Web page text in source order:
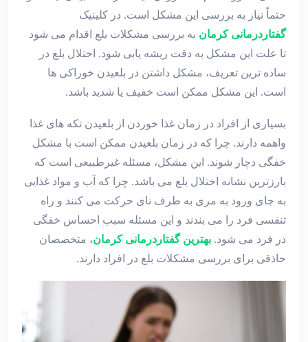
حتماً نیاز به بررسی این مشکل است. در کلینیک
گفتاردرمانی کرمان به بررسی مشکلات بلع اقدام می شود
تا علت این مشکل به دقت ریشه یابی شود. اختلال بلع در
ساده ترین تعریف، مشکل داشتن در بلعیدن خوراکی ها
است. این مشکل ممکن است خفیف یا شدید باشد.
بسیاری از افراد در زمان غذا خوردن از بلعیدن تکه های غذا
واهمه دارند. چرا که در زمان بلعیدن ممکن است با مشکل
خفگی دچار شوند. این مشکل، مسئله غیرطبیعی است که
بارزترین نشانه اختلال بلع می باشد. چرا که آب و مواد غذایی
به جای ورود به مری به طرف نای حرکت می کنند و راه
تنفسی فرد را می بندند و این مسئله سبب احساس خفگی
در فرد می شود. بهترین گفتاردرمانی کرمان، متخصصان
حاذقی برای بررسی مشکلات بلع در افراد دارند.